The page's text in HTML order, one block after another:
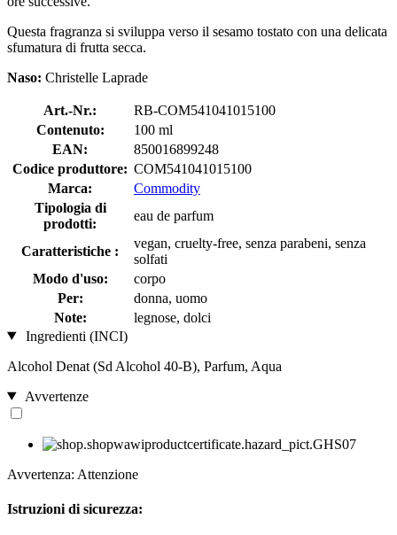
Questa fragranza si sviluppa verso il sesamo tostato con una delicata
sfumatura di frutta secca.
Naso: Christelle Laprade
Art.-Nr.:
RB-COM541041015100
Contenuto:
100 ml
EAN:
850016899248
Codice produttore: COM541041015100
Marca:
Commodity
Tipologia di
prodotti:
eau de parfum
Caratteristiche :
vegan, cruelty-free, senza parabeni, senza
solfati
Modo d'uso:
corpo
Per:
donna, uomo
Note:
legnose, dolci
Ingredienti (INCI)
Alcohol Denat (Sd Alcohol 40-B), Parfum, Aqua
Avvertenze
Avvertenza: Attenzione
Istruzioni di sicurezza: